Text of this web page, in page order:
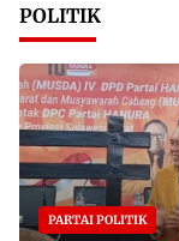
POLITIK
PARTAI POLITIK